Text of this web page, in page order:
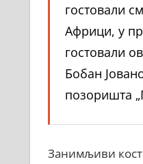
гостовали
Африци, у
гостовали
Бобан
позоришта
Занимљиви